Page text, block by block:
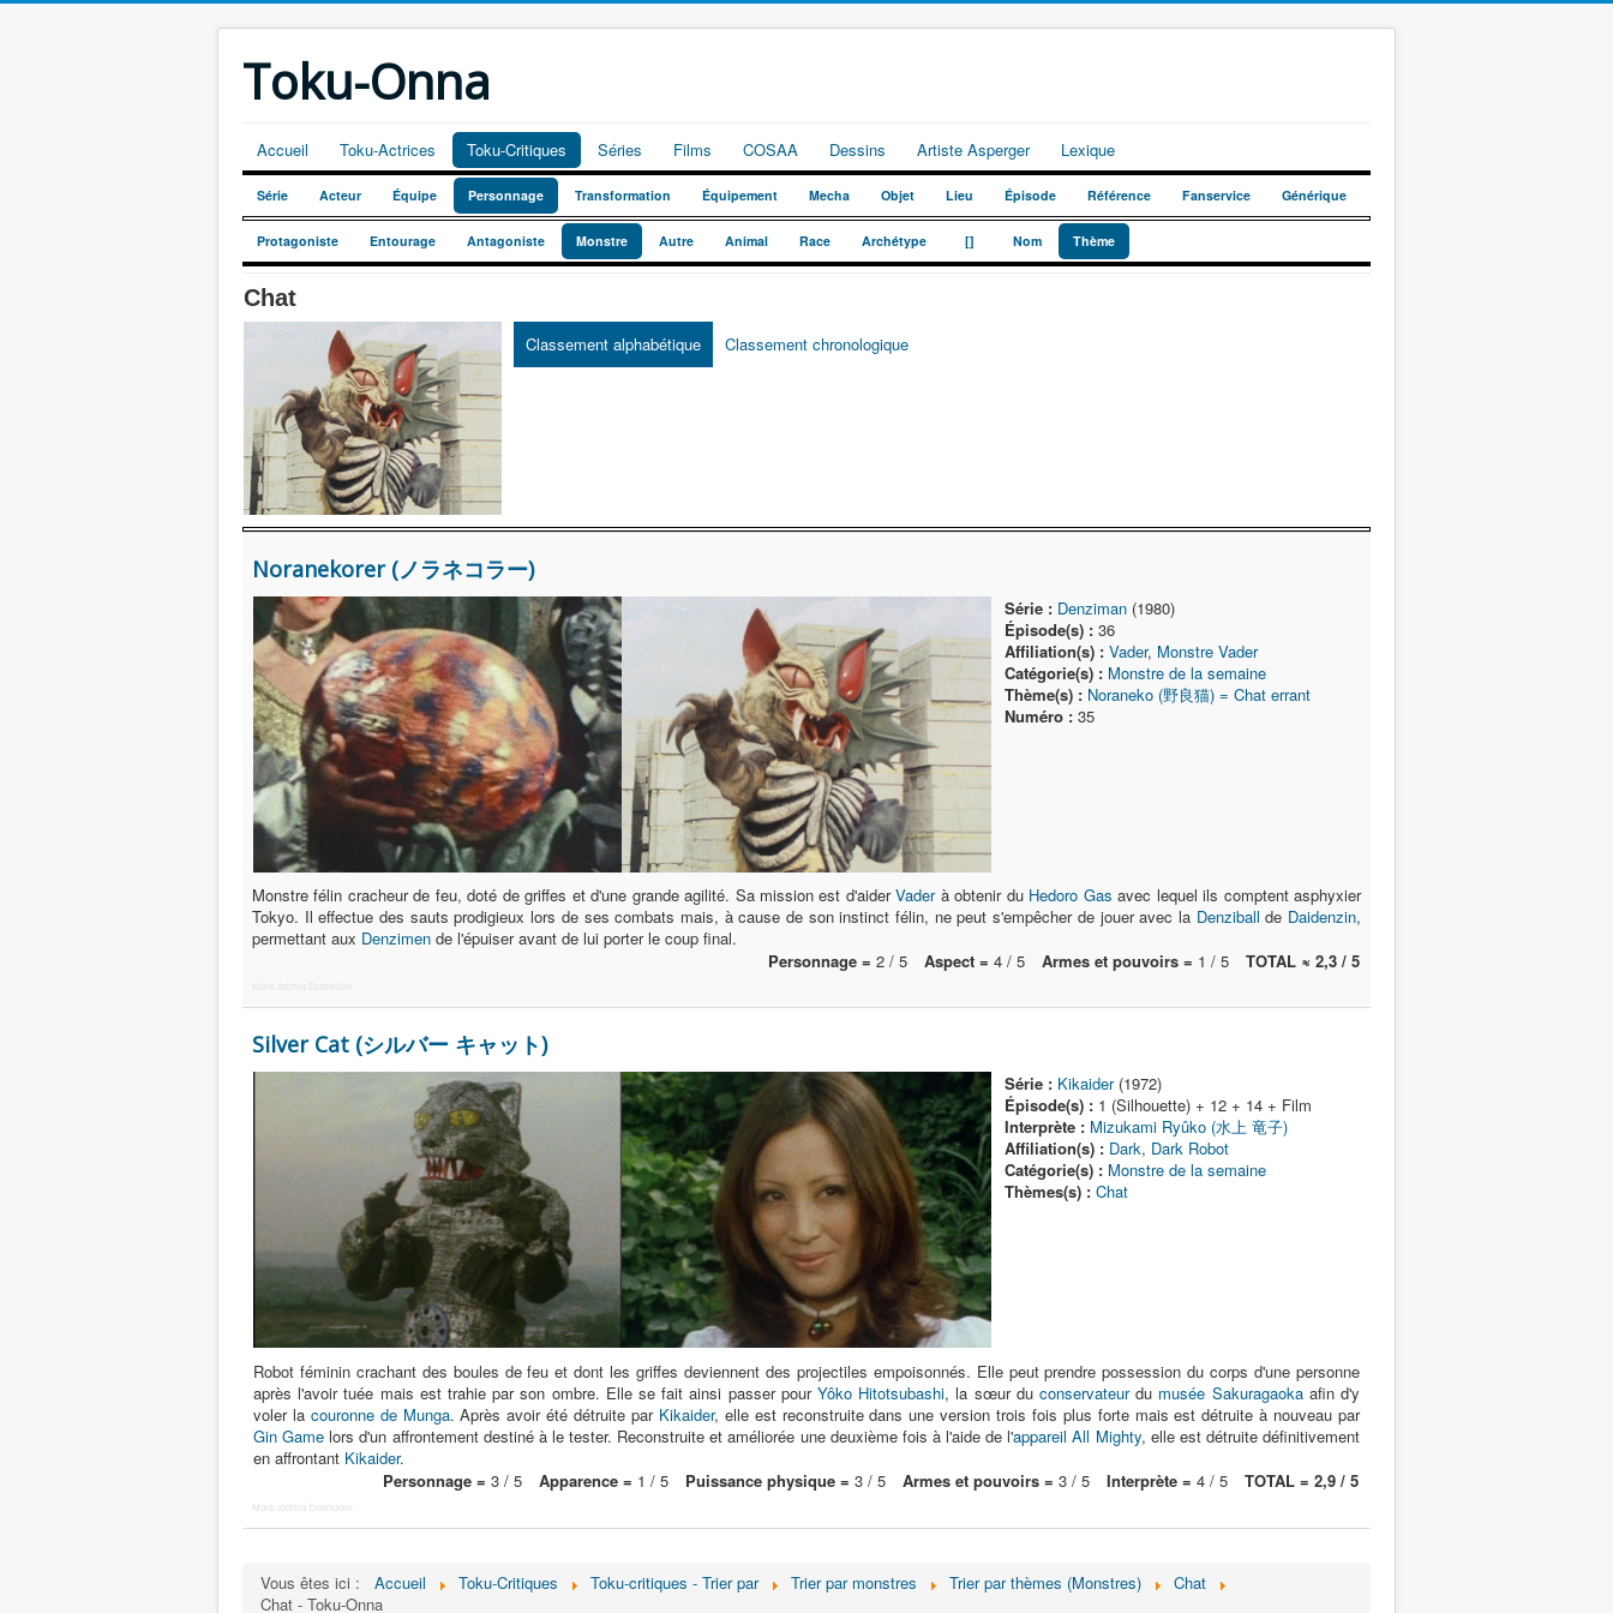
Toku-Onna
Accueil Toku-Actrices Toku-Critiques Séries Films COSAA Dessins Artiste Asperger Lexique
Série Acteur Équipe Personnage Transformation Équipement Mecha Objet Lieu Épisode Référence Fanservice Générique
Protagoniste Entourage Antagoniste Monstre Autre Animal Race Archétype [] Nom Thème
Chat
Classement alphabétique Classement chronologique
Noranekorer (ノラネコラー)
Série : Denziman(1980)
Épisode(s) :36
Affiliation(s) : Vader, Monstre Vader
Catégorie(s) : Monstre de la semaine
Thème(s) : Noraneko (野良猫) = Chat errant
Numéro :35
Monstre félin cracheur de feu, doté de griffes et d'une grande agilité. Sa mission est d'aiderVaderà obtenir du Hedoro Gas avec lequel ils comptent asphyxier
Tokyo. Il effectue des sauts prodigieux lors de ses combats mais, à cause de son instinct félin, ne peut s'empêcher de jouer avec la Denziball de Daidenzin,
permettant aux Denzimen de l'épuiser avant de lui porter le coup final.
Personnage = 2 / 5 Aspect = 4 / 5 Armes et pouvoirs = 1 / 5 TOTAL ≈ 2,3 / 5
More Joomla Extensions
Silver Cat (シルバー キャット)
Série : Kikaider(1972)
Épisode(s) :1 (Silhouette) + 12 + 14 + Film
Interprète : Mizukami Ryûko (水上 竜子)
Affiliation(s) : Dark, Dark Robot
Catégorie(s) : Monstre de la semaine
Thèmes(s) : Chat
Robot féminin crachant des boules de feu et dont les griffes deviennent des projectiles empoisonnés. Elle peut prendre possession du corps d'une personne
après l'avoir tuée mais est trahie par son ombre. Elle se fait ainsi passer pour Yôko Hitotsubashi, la sœur duconservateurdu musée Sakuragaokaafin d'y
voler la couronne de Munga. Après avoir été détruite par Kikaider, elle est reconstruite dans une version trois fois plus forte mais est détruite à nouveau par
Gin Game lors d'un affrontement destiné à le tester. Reconstruite et améliorée une deuxième fois à l'aide de l'appareil All Mighty, elle est détruite définitivement
en affrontant Kikaider.
Personnage = 3 / 5 Apparence = 1 / 5 Puissance physique = 3 / 5 Armes et pouvoirs = 3 / 5 Interprète = 4 / 5 TOTAL = 2,9 / 5
More Joomla Extensions
Vous êtes ici : Accueil Toku-Critiques Toku-critiques - Trier par Trier par monstres Trier par thèmes (Monstres)
Chat
Chat - Toku-Onna